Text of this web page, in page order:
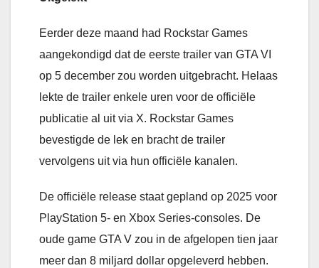
Eerder deze maand had Rockstar Games
aangekondigd dat de eerste trailer van GTA VI
op 5 december zou worden uitgebracht. Helaas
lekte de trailer enkele uren voor de officiële
publicatie al uit via X. Rockstar Games
bevestigde de lek en bracht de trailer
vervolgens uit via hun officiële kanalen.
De officiële release staat gepland op 2025 voor
PlayStation 5- en Xbox Series-consoles. De
oude game GTA V zou in de afgelopen tien jaar
meer dan 8 miljard dollar opgeleverd hebben.